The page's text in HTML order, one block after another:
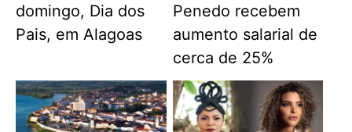
domingo, Dia dos
Pais, em Alagoas
Penedo recebem
aumento salarial de
cerca de 25%